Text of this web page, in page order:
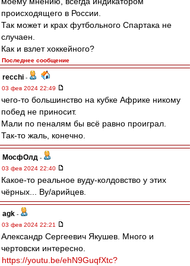
происходящего в России.
Так может и крах футбольного Спартака не
случаен.
Как и взлет хоккейного?
Последнее сообщение
recchi -
03 фев 2024 22:49
чего-то большинство на кубке Африке никому
побед не приносит.
Мали по пеналям бы всё равно проиграл.
Так-то жаль, конечно.
МосфОлд -
03 фев 2024 22:40
Какое-то реальное вуду-колдовство у этих
чёрных... Ву/арийцев.
agk -
03 фев 2024 22:21
Александр Сергеевич Якушев. Много и
чертовски интересно.
https://youtu.be/ehN9GuqfXtc?